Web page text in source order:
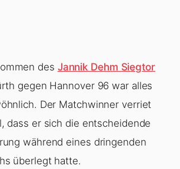
des Jannik Dehm Siegtor
gegen Hannover 96 war alles
Der Matchwinner verriet
dass er sich die entscheidende
während eines dringenden
überlegt hatte.